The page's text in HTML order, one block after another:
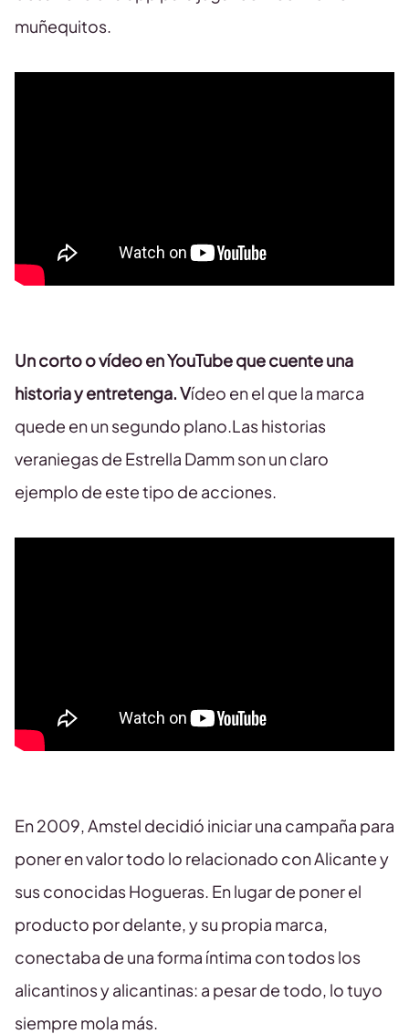
muñequitos.
Un corto o vídeo en YouTube que cuente una
historia y entretenga. Vídeo en el que la marca
quede en un segundo plano.Las historias
veraniegas de Estrella Damm son un claro
ejemplo de este tipo de acciones.
En 2009, Amstel decidió iniciar una campaña para
poner en valor todo lo relacionado con Alicante y
sus conocidas Hogueras. En lugar de poner el
producto por delante, y su propia marca,
conectaba de una forma íntima con todos los
alicantinos y alicantinas: a pesar de todo, lo tuyo
siempre mola más.